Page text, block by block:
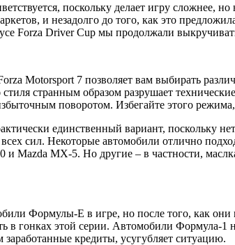
поскольку делает игру сложнее,
и незадолго до того, как это
Forza Driver Cup мы продолжали
Motorsport 7 позволяет вам выбирать
странным образом разрушает
поворотом. Избегайте этого
единственный вариант, поскольку
всех сил. Некоторые автомобили отлично
и Mazda MX-5. Но другие – в частности,
Формулы-Е в игре, но после того, как они
в гонках этой серии. Автомобили Формула-1
кредиты, усугубляет ситуацию.